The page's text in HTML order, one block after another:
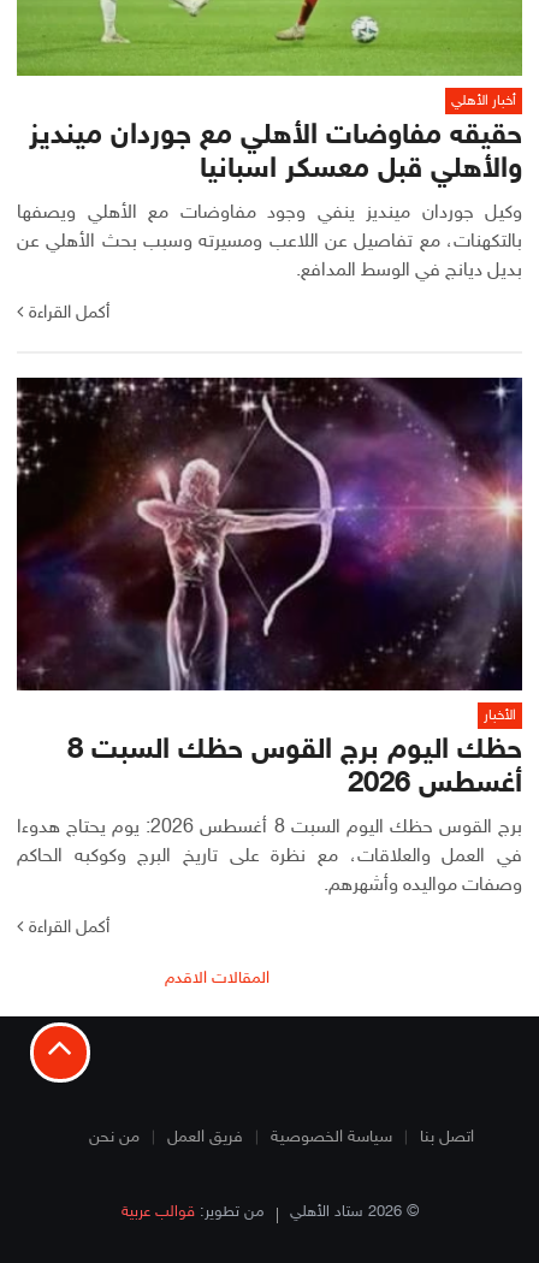
أخبار الأهلي
حقيقه مفاوضات الأهلي مع جوردان مينديز
والأهلي قبل معسكر اسبانيا
وكيل جوردان مينديز ينفي وجود مفاوضات مع الأهلي ويصفها
بالتكهنات، مع تفاصيل عن اللاعب ومسيرته وسبب بحث الأهلي عن
بديل ديانج في الوسط المدافع.
أكمل القراءة
الأخبار
حظك اليوم برج القوس حظك السبت 8
أغسطس 2026
برج القوس حظك اليوم السبت 8 أغسطس 2026: يوم يحتاج هدوءا
في العمل والعلاقات، مع نظرة على تاريخ البرج وكوكبه الحاكم
وصفات مواليده وأشهرهم.
أكمل القراءة
المقالات
المقالات الاقدم
اتصل بنا سياسة الخصوصية فريق العمل من نحن
© 2026 ستاد الأهلي من تطوير:قوالب عربية